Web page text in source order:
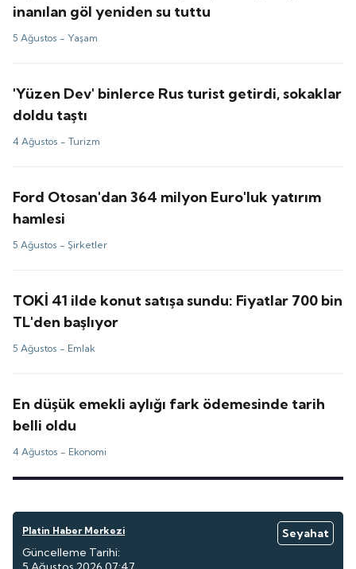
inanılan göl yeniden su tuttu
5 Ağustos - Yaşam
'Yüzen Dev' binlerce Rus turist getirdi, sokaklar
doldu taştı
4 Ağustos -Turizm
Ford Otosan'dan 364 milyon Euro'luk yatırım
hamlesi
5 Ağustos - Şirketler
TOKİ 41 ilde konut satışa sundu: Fiyatlar 700 bin
TL'den başlıyor
5 Ağustos - Emlak
En düşük emekli aylığı fark ödemesinde tarih
belli oldu
4 Ağustos - Ekonomi
Platin Haber Merkezi
Seyahat
Güncelleme Tarihi: